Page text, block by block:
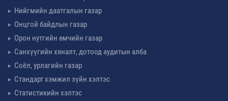
Нийгмийн даатгалын газар
Онцгой байдлын газар
Орон нутгийн өмчийн газар
Санхүүгийн хяналт, дотоод аудитын алба
Соёл, урлагийн газар
Стандарт хэмжил зүйн хэлтэс
Статистикийн хэлтэс